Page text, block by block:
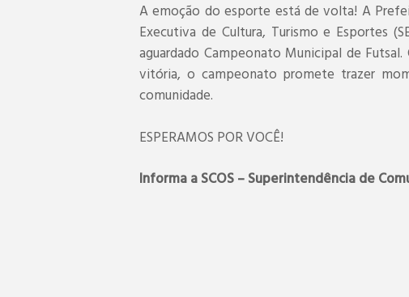
A emoção do esporte está de volta! A
Executiva de Cultura, Turismo e Esportes
aguardado Campeonato Municipal de
vitória, o campeonato promete trazer
comunidade.
ESPERAMOS POR VOCÊ!
Informa a SCOS – Superintendência de